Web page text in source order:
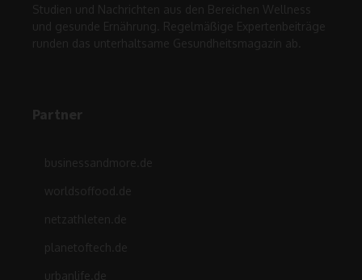
Studien und Nachrichten aus den Bereichen Wellness
und gesunde Ernährung. Regelmäßige Expertenbeiträge
runden das unterhaltsame Gesundheitsmagazin ab.
Partner
businessandmore.de
worldsoffood.de
netzathleten.de
planetoftech.de
urbanlife.de